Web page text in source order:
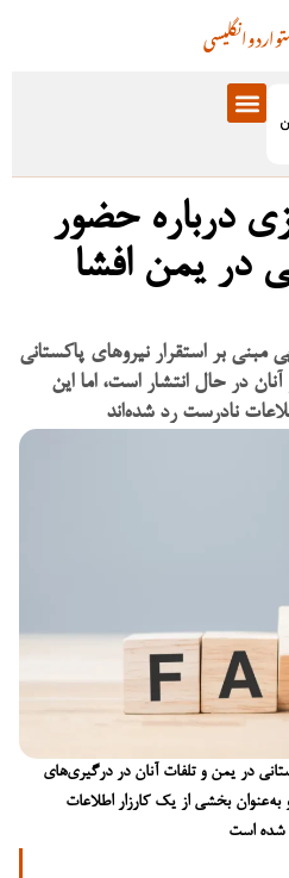
انگلیسیاردو
درباره حضور
در یمن افشا
بر استقرار نیروهای پاکستانی
در حال انتشار است، اما این
نادرست رد شده‌اند
در یمن و تلفات آنان در درگیری‌های
بخشی از یک کارزار اطلاعات
شده است